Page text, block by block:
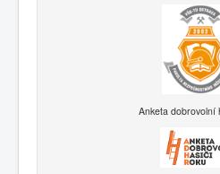
Anketa dobrovolní